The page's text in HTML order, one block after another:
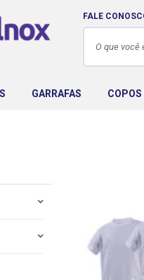
FALE
GARRAFAS COPOS